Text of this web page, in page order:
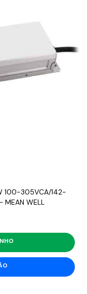
100-305VCA/142-
MEAN WELL